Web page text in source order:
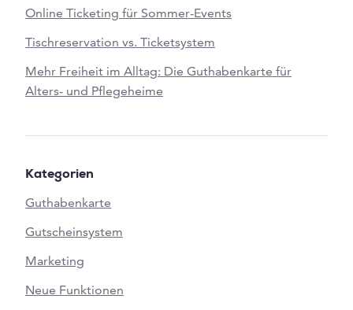
Online Ticketing für Sommer-Events
Tischreservation vs. Ticketsystem
Mehr Freiheit im Alltag: Die Guthabenkarte für
Alters- und Pflegeheime
Kategorien
Guthabenkarte
Gutscheinsystem
Marketing
Neue Funktionen